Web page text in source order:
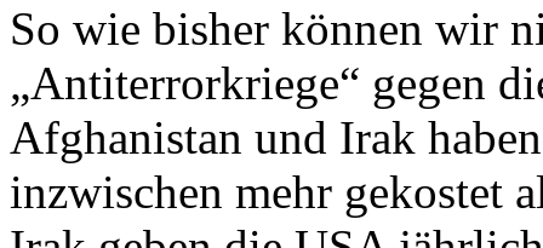
So wie bisher können wir
„Antiterrorkriege“ gegen
Afghanistan und Irak
inzwischen mehr gekostet